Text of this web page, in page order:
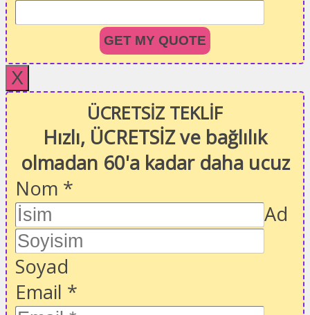
GET MY QUOTE
X
ÜCRETSİZ TEKLİF
Hızlı, ÜCRETSİZ ve bağlılık
olmadan 60'a kadar daha ucuz
Nom *
Ad
Soyad
Email *